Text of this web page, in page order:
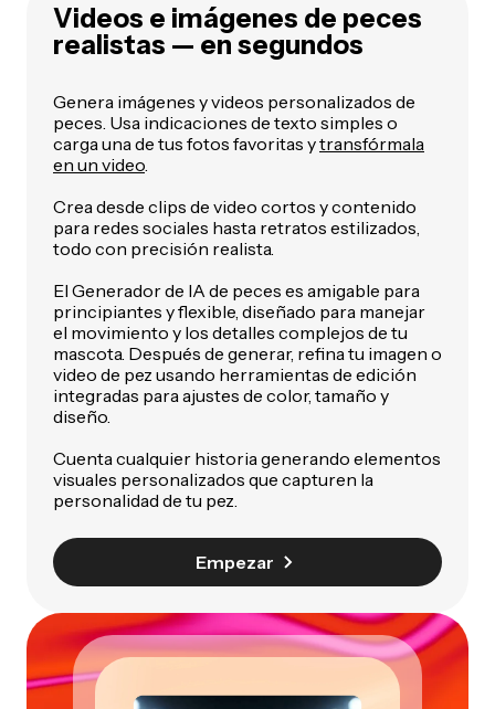
Videos e imágenes de peces
realistas — en segundos
Genera imágenes y videos personalizados de
peces. Usa indicaciones de texto simples o
carga una de tus fotos favoritas ytransfórmala
en un video
Crea desde clips de video cortos y contenido
para redes sociales hasta retratos estilizados,
todo con precisión realista.
El Generador de IA de peces es amigable para
principiantes y flexible, diseñado para manejar
el movimiento y los detalles complejos de tu
mascota. Después de generar, refina tu imagen o
video de pez usando herramientas de edición
integradas para ajustes de color, tamaño y
diseño.
Cuenta cualquier historia generando elementos
visuales personalizados que capturen la
personalidad de tu pez.
Empezar